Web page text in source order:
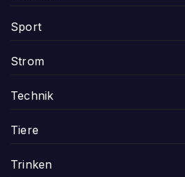
Sport
Strom
Technik
Tiere
Trinken